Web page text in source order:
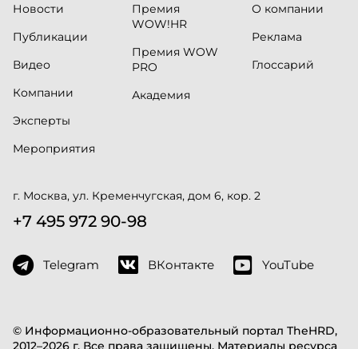
© Информационно-образовательный портал TheHRD,
2012–2026 г. Все права защищены. Материалы ресурса
Новости
Публикации
Видео
Компании
Эксперты
Мероприятия
Премия
WOW!HR
Премия WOW
PRO
Академия
О компании
Реклама
Глоссарий
г. Москва, ул. Кременчугская, дом 6, кор. 2
+7 495 972 90-98
Telegram ВКонтакте YouTube